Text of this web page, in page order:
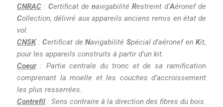
CNRAC : Certificat de navigabilité Restreint d’Aéronef de
Collection, délivré aux appareils anciens remis en état de
vol.
CNSK: Certificat de Navigabilité Spécial d’aéronef en Kit,
pour les appareils construits à partir d’un kit.
Coeur: Partie centrale du tronc et de sa ramification
comprenant la moelle et les couches d’accroissement
les plus resserrées.
Contrefil : Sens contraire à la direction des fibres du bois.